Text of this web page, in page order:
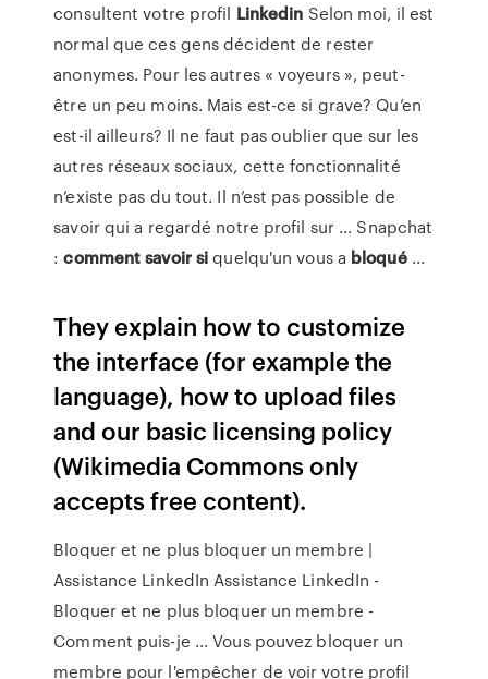
consultent votre profil Linkedin Selon moi, il est
normal que ces gens décident de rester
anonymes. Pour les autres « voyeurs », peut-
être un peu moins. Mais est-ce si grave? Qu’en
est-il ailleurs? Il ne faut pas oublier que sur les
autres réseaux sociaux, cette fonctionnalité
n’existe pas du tout. Il n’est pas possible de
savoir qui a regardé notre profil sur ... Snapchat
:comment savoirsiquelqu'un vous a bloqué...
They explain how to customize
the interface (for example the
language), how to upload files
and our basic licensing policy
(Wikimedia Commons only
accepts free content).
Bloquer et ne plus bloquer un membre |
Assistance LinkedIn Assistance LinkedIn -
Bloquer et ne plus bloquer un membre -
Comment puis-je ... Vous pouvez bloquer un
membre pour l'empêcher de voir votre profil